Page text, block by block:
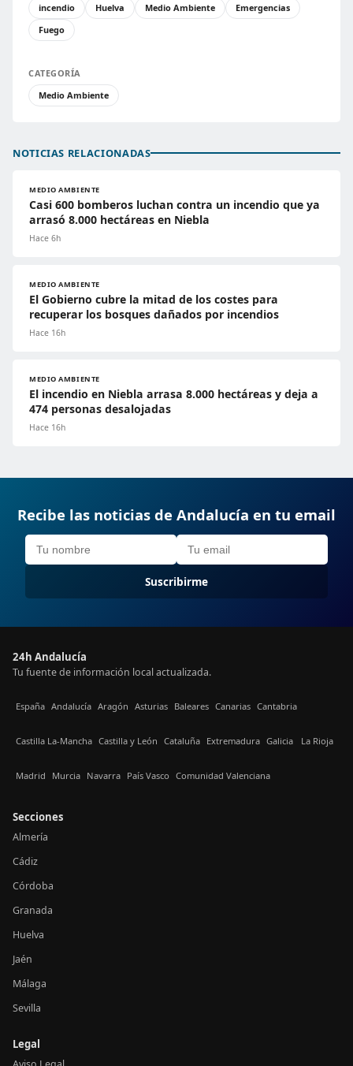
incendio
Huelva Medio Ambiente
Emergencias
Fuego
CATEGORÍA
Medio Ambiente
NOTICIAS RELACIONADAS
MEDIO AMBIENTE
Casi 600 bomberos luchan contra un incendio que ya
arrasó 8.000 hectáreas en Niebla
Hace 6h
MEDIO AMBIENTE
El Gobierno cubre la mitad de los costes para
recuperar los bosques dañados por incendios
Hace 16h
MEDIO AMBIENTE
El incendio en Niebla arrasa 8.000 hectáreas y deja a
474 personas desalojadas
Hace 16h
Recibe las noticias de Andalucía en tu email
Suscribirme
24h Andalucía
Tu fuente de información local actualizada.
España Andalucía Aragón Asturias Baleares Canarias Cantabria
Castilla La-Mancha Castilla y León Cataluña Extremadura Galicia La Rioja
Madrid Murcia Navarra País Vasco Comunidad Valenciana
Secciones
Almería
Cádiz
Córdoba
Granada
Huelva
Jaén
Málaga
Sevilla
Legal